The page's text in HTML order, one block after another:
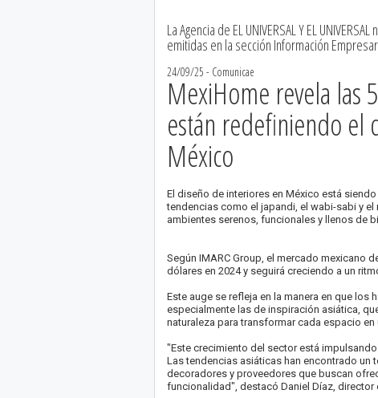
La Agencia de EL UNIVERSAL Y EL
emitidas en la sección Información
24/09/25 - Comunicae
MexiHome revela las
están redefiniendo el
México
El diseño de interiores en México está
tendencias como el japandi, el wabi-sabi y
ambientes serenos, funcionales y llenos de
Según IMARC Group, el mercado mexicano
dólares en 2024 y seguirá creciendo a un
Este auge se refleja en la manera en que
especialmente las de inspiración asiática,
naturaleza para transformar cada espacio
"Este crecimiento del sector está
Las tendencias asiáticas han encontrado un
decoradores y proveedores que buscan
funcionalidad", destacó Daniel Díaz,